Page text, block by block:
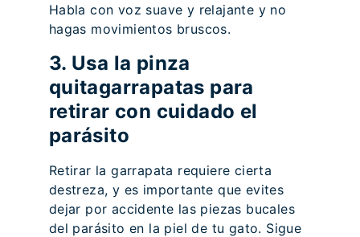
Habla con voz suave y relajante y no
hagas movimientos bruscos.
3. Usa la pinza
quitagarrapatas para
retirar con cuidado el
parásito
Retirar la garrapata requiere cierta
destreza, y es importante que evites
dejar por accidente las piezas bucales
del parásito en la piel de tu gato. Sigue